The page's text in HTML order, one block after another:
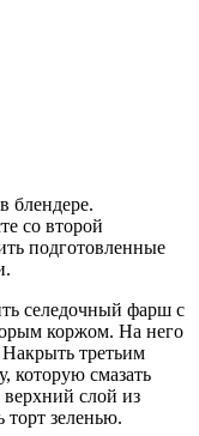
блендере.
со второй
подготовленные
селедочный фарш с
коржом. На него
третьим
которую смазать
слой из
торт зеленью.